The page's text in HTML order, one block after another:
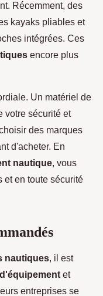
Récemment, des
kayaks pliables et
intégrées. Ces
encore plus
Un matériel de
votre sécurité et
des marques
d'acheter. En
nautique, vous
et en toute sécurité
nautiques, il est
et
entreprises se